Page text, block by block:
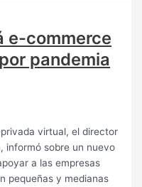
e-commerce
pandemia
virtual, el director
informó sobre un nuevo
a las empresas
pequeñas y medianas